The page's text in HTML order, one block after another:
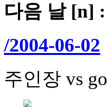
다음 날 [n] :
/2004-06-02
주인장 vs